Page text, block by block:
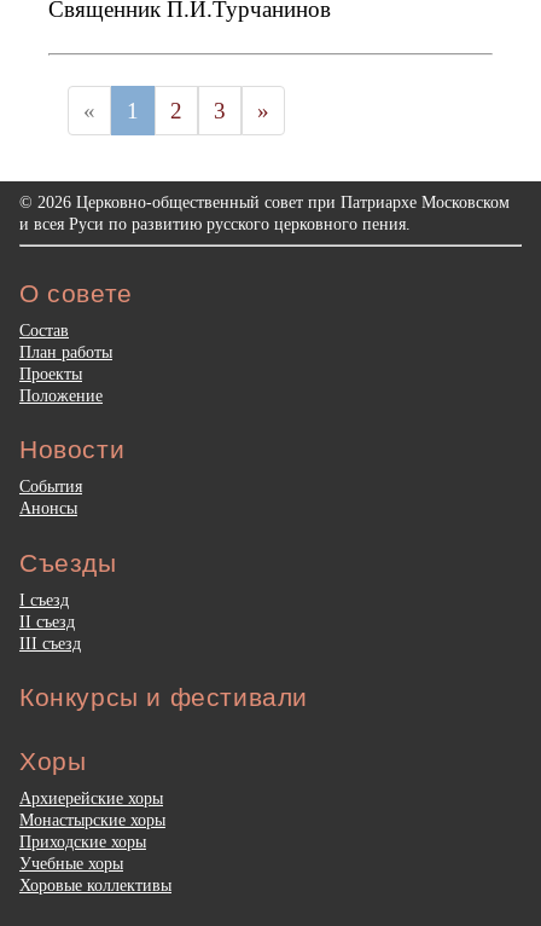
Священник П.И.Турчанинов
« 1 2 3 »
© 2026 Церковно-общественный совет при Патриархе Московском
и всея Руси по развитию русского церковного пения.
О совете
Состав
План работы
Проекты
Положение
Новости
События
Анонсы
Съезды
I съезд
II съезд
III съезд
Конкурсы и фестивали
Хоры
Архиерейские хоры
Монастырские хоры
Приходские хоры
Учебные хоры
Хоровые коллективы